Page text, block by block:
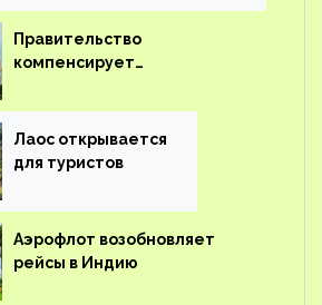
Правительство
компенсирует
вывоз россиян из-за рубежа
Лаос открывается
для туристов
Аэрофлот возобновляет
рейсы в Индию